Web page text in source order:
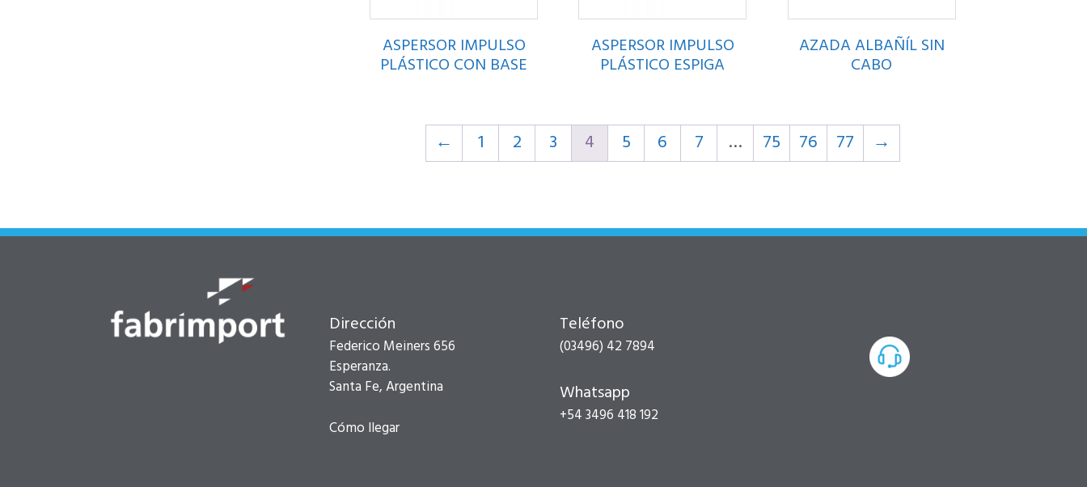
ASPERSOR IMPULSO
PLÁSTICO CON BASE
ASPERSOR IMPULSO
PLÁSTICO ESPIGA
AZADA ALBAÑÍL SIN
CABO
← 1 2 3 4 5 6 7 … 75 76 77 →
Dirección
Federico Meiners 656
Esperanza.
Santa Fe, Argentina
Cómo llegar
Teléfono
(03496) 42 7894
Whatsapp
+54 3496 418 192